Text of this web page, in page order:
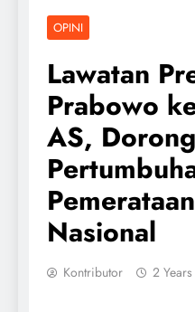
OPINI
Lawatan
Prabowo
AS, Dorong
Nasional
Kontributor 2